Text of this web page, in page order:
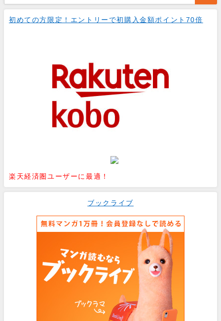
初めての方限定！エントリーで初購入金額ポイント70倍
楽天経済圏ユーザーに最適！
ブックライブ